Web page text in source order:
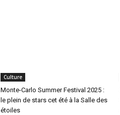
Culture
Monte-Carlo Summer Festival 2025 :
le plein de stars cet été à la Salle des
étoiles